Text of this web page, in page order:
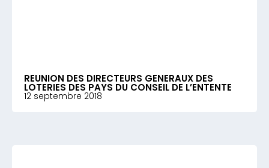
REUNION DES DIRECTEURS GENERAUX DES
LOTERIES DES PAYS DU CONSEIL DE L’ENTENTE
12 septembre 2018